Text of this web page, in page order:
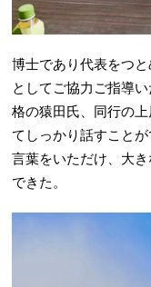
博士であり代表をつ
としてご協力ご指導
格の猿田氏、同行の
てしっかり話すこと
言葉をいただけ、大
できた。